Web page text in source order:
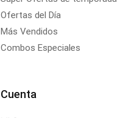
Ofertas del Día
Más Vendidos
Combos Especiales
Cuenta